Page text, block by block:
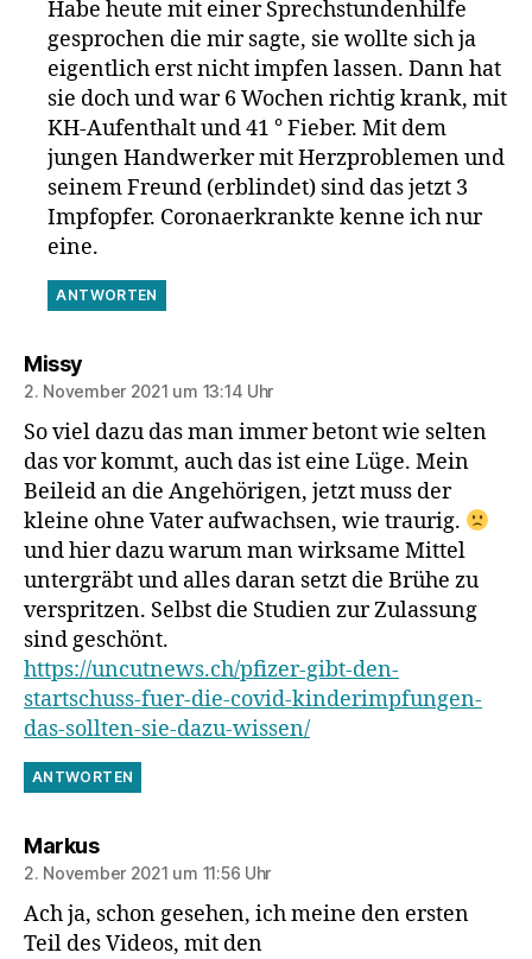
Habe heute mit einer Sprechstundenhilfe
gesprochen die mir sagte, sie wollte sich ja
eigentlich erst nicht impfen lassen. Dann hat
sie doch und war 6 Wochen richtig krank, mit
KH-Aufenthalt und 41 ° Fieber. Mit dem
jungen Handwerker mit Herzproblemen und
seinem Freund (erblindet) sind das jetzt 3
Impfopfer. Coronaerkrankte kenne ich nur
eine.
ANTWORTEN
Missysagt:
2. November 2021 um 13:14 Uhr
So viel dazu das man immer betont wie selten
das vor kommt, auch das ist eine Lüge. Mein
Beileid an die Angehörigen, jetzt muss der
kleine ohne Vater aufwachsen, wie traurig.
und hier dazu warum man wirksame Mittel
untergräbt und alles daran setzt die Brühe zu
verspritzen. Selbst die Studien zur Zulassung
sind geschönt.
https://uncutnews.ch/pfizer-gibt-den-
startschuss-fuer-die-covid-kinderimpfungen-
das-sollten-sie-dazu-wissen/
ANTWORTEN
Markussagt:
2. November 2021 um 11:56 Uhr
Ach ja, schon gesehen, ich meine den ersten
Teil des Videos, mit den